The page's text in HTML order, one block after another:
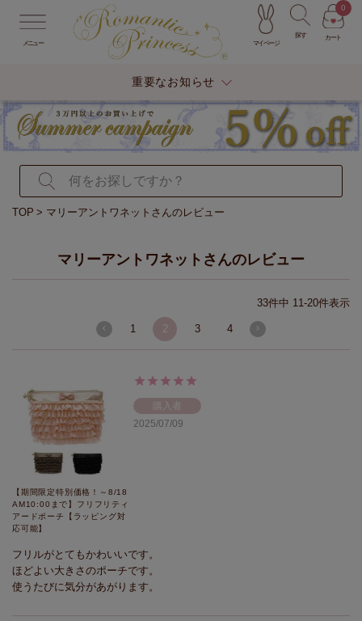
メニュー マイページ
探す カート
0
重要なお知らせ
TOP マリーアントワネットさんのレビュー
マリーアントワネットさんのレビュー
33件中 11-20件表示
1 2 3 4
【期間限定特別価格！～8/18
AM10:00まで】フリフリティ
アードポーチ【ラッピング対
応可能】
購入者
2025/07/09
フリルがとてもかわいいです。
ほどよい大きさのポーチです。
使うたびに気分があがります。